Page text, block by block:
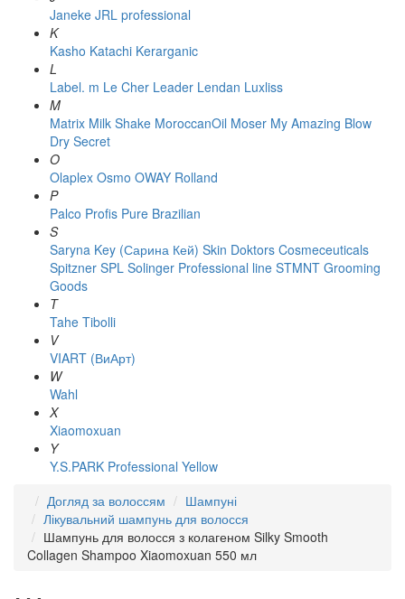
Janeke JRL professional
K
Kasho Katachi Kerarganic
L
Label. m Le Cher Leader Lendan Luxliss
M
Matrix Milk Shake MoroccanOil Moser My Amazing Blow
Dry Secret
O
Olaplex Osmo OWAY Rolland
P
Palco Profis Pure Brazilian
S
Saryna Key (Сарина Кей) Skin Doktors Cosmeceuticals
Spitzner SPL Solinger Professional line STMNT Grooming
Goods
T
Tahe Tibolli
V
VIART (ВиАрт)
W
Wahl
X
Xiaomoxuan
Y
Y.S.PARK Professional Yellow
Догляд за волоссям
Шампуні
Лікувальний шампунь для волосся
Шампунь для волосся з колагеном Silky Smooth
Collagen Shampoo Xiaomoxuan 550 мл